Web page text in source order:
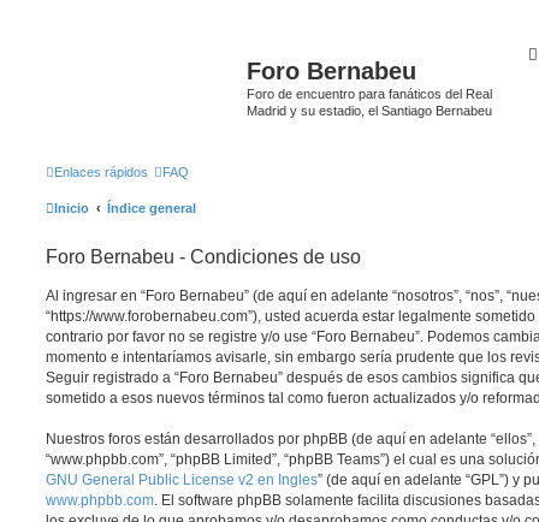
Foro Bernabeu
Foro de encuentro para fanáticos del Real
Madrid y su estadio, el Santiago Bernabeu
Enlaces rápidos FAQ
Inicio Índice general
Foro Bernabeu - Condiciones de uso
Al ingresar en “Foro Bernabeu” (de aquí en adelante “nosotros”, “nos”,
“https://www.forobernabeu.com”), usted acuerda estar legalmente
contrario por favor no se registre y/o use “Foro Bernabeu”. Podemos
momento e intentaríamos avisarle, sin embargo sería prudente que los
Seguir registrado a “Foro Bernabeu” después de esos cambios significa
sometido a esos nuevos términos tal como fueron actualizados y/o
Nuestros foros están desarrollados por phpBB (de aquí en adelante “ellos”,
“www.phpbb.com”, “phpBB Limited”, “phpBB Teams”) el cual es una
GNU General Public License v2 en Ingles” (de aquí en adelante “GPL”) y
www.phpbb.com . El software phpBB solamente facilita discusiones